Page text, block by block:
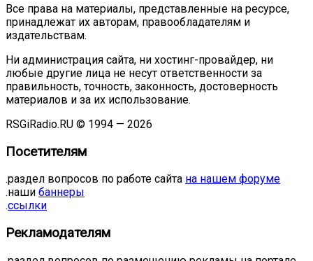
Все права на материалы, представленные на ресурсе,
принадлежат их авторам, правообладателям и
издательствам.
Ни администрация сайта, ни хостинг-провайдер, ни
любые другие лица не несут ответственности за
правильность, точность, законность, достоверность
материалов и за их использование.
RSGiRadio.RU © 1994 — 2026
Посетителям
.раздел вопросов по работе сайта на нашем форуме
.наши баннеры
.ссылки
Рекламодателям